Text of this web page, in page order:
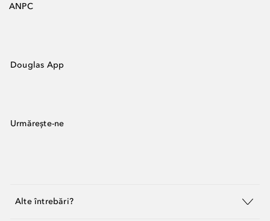
ANPC
Douglas App
Urmărește-ne
Alte întrebări?